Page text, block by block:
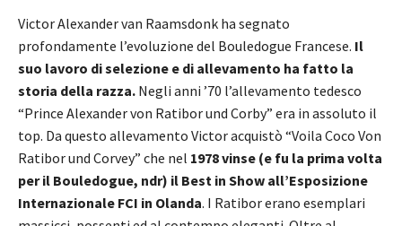
Victor Alexander van Raamsdonk ha segnato
profondamente l’evoluzione del Bouledogue Francese. Il
suo lavoro di selezione e di allevamento ha fatto la
storia della razza. Negli anni ’70 l’allevamento tedesco
“Prince Alexander von Ratibor und Corby” era in assoluto il
top. Da questo allevamento Victor acquistò “Voila Coco Von
Ratibor und Corvey” che nel 1978 vinse (e fu la prima volta
per il Bouledogue, ndr) il Best in Show all’Esposizione
Internazionale FCI in Olanda. I Ratibor erano esemplari